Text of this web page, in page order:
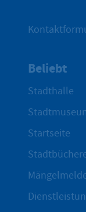
Beliebt
Stadthalle
Startseite